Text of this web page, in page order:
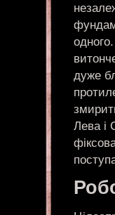
дуже
Лева і